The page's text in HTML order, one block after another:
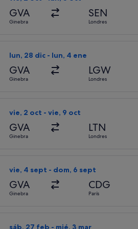
GVA
Ginebra
SEN
Londres
lun, 28 dic - lun, 4 ene
GVA
Ginebra
LGW
Londres
vie, 2 oct - vie, 9 oct
GVA
Ginebra
LTN
Londres
vie, 4 sept - dom, 6 sept
GVA
Ginebra
CDG
París
sáb, 27 feb - mié, 3 mar